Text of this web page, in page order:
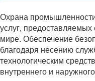
Охрана
услуг,
мире. Обеспечение
благодаря несению
технологическим
внутреннего и